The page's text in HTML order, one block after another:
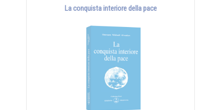
La conquista interiore della pace